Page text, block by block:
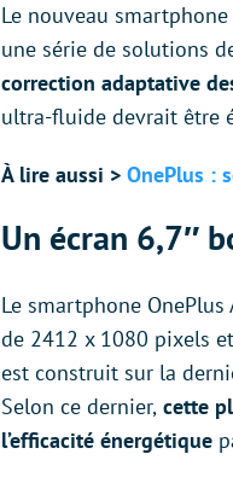
Le nouveau
une série de solutions
correction adaptative
ultra-fluide devrait être
À lire aussi > OnePlus :
Un écran 6,7″
Le smartphone OnePlus
de 2412 x 1080 pixels
est construit sur la
Selon ce dernier, cette
l’efficacité énergétique